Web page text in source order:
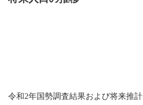
令和2年国勢調査結果および将来推